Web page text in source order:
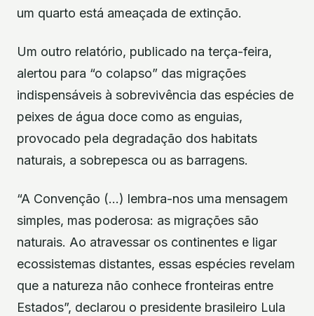
um quarto está ameaçada de extinção.
Um outro relatório, publicado na terça-feira,
alertou para “o colapso” das migrações
indispensáveis à sobrevivência das espécies de
peixes de água doce como as enguias,
provocado pela degradação dos habitats
naturais, a sobrepesca ou as barragens.
“A Convenção (…) lembra-nos uma mensagem
simples, mas poderosa: as migrações são
naturais. Ao atravessar os continentes e ligar
ecossistemas distantes, essas espécies revelam
que a natureza não conhece fronteiras entre
Estados”, declarou o presidente brasileiro Lula